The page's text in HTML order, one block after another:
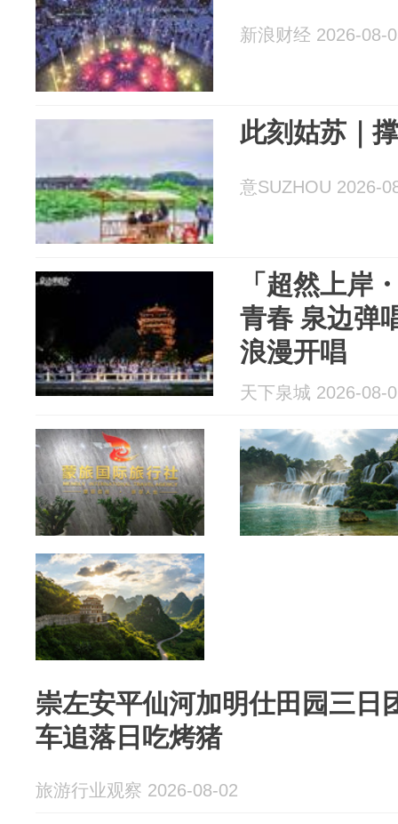
新浪财经 2026-08-
此刻姑苏｜
意SUZHOU 2026-
「超然上岸
青春 泉边弹
浪漫开唱
天下泉城 2026-08-
崇左安平仙河加明仕田园三日
车追落日吃烤猪
旅游行业观察 2026-08-02